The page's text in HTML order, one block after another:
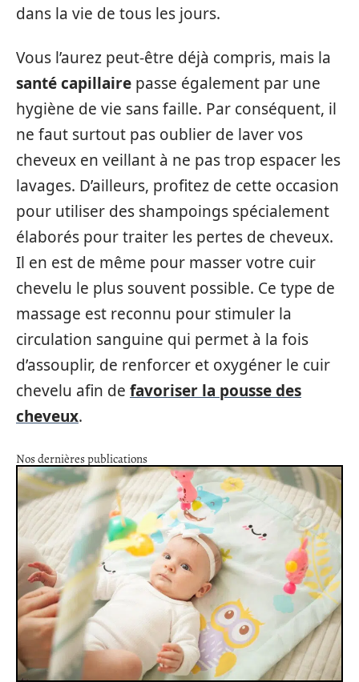
dans la vie de tous les jours.
Vous l’aurez peut-être déjà compris, mais la
santé capillaire passe également par une
hygiène de vie sans faille. Par conséquent, il
ne faut surtout pas oublier de laver vos
cheveux en veillant à ne pas trop espacer les
lavages. D’ailleurs, profitez de cette occasion
pour utiliser des shampoings spécialement
élaborés pour traiter les pertes de cheveux.
Il en est de même pour masser votre cuir
chevelu le plus souvent possible. Ce type de
massage est reconnu pour stimuler la
circulation sanguine qui permet à la fois
d’assouplir, de renforcer et oxygéner le cuir
chevelu afin de favoriser la pousse des
cheveux.
Nos dernières publications